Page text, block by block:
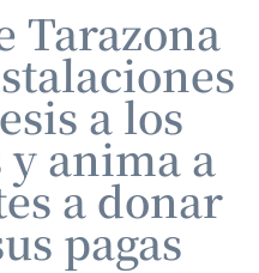
Tarazona
a los
anima a
a donar
pagas